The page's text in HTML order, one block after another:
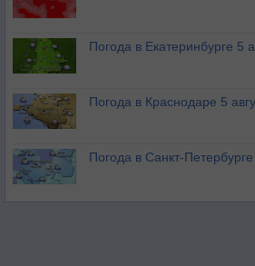
Погода в Екатеринбурге 5
Погода в Краснодаре 5
Погода в Санкт-Петербурге